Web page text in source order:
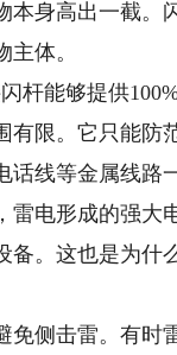
本身高出一截。
体。
能够提供100%
限。它只能防
话线等金属线
雷电形成的强
备。这也是为
侧击雷。有时